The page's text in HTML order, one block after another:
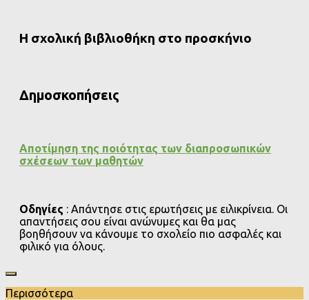
Η σχολική βιβλιοθήκη στο προσκήνιο
Δημοσκοπήσεις
Αποτίμηση της ποιότητας των διαπροσωπικών
σχέσεων των μαθητών
Οδηγίες : Απάντησε στις ερωτήσεις με ειλικρίνεια. Οι
απαντήσεις σου είναι ανώνυμες και θα μας
βοηθήσουν να κάνουμε το σχολείο πιο ασφαλές και
φιλικό για όλους.
Περισσότερα